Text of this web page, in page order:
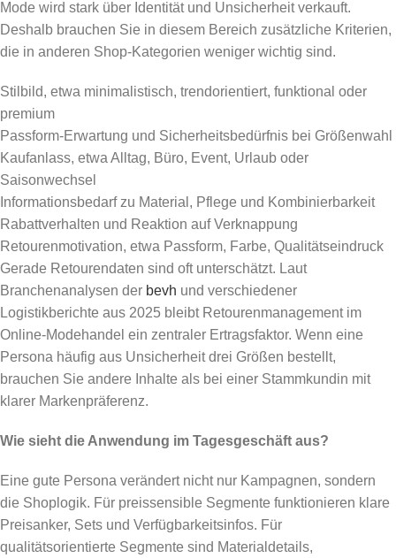
Mode wird stark über Identität und Unsicherheit verkauft.
Deshalb brauchen Sie in diesem Bereich zusätzliche Kriterien,
die in anderen Shop-Kategorien weniger wichtig sind.
Stilbild, etwa minimalistisch, trendorientiert, funktional oder
premium
Passform-Erwartung und Sicherheitsbedürfnis bei Größenwahl
Kaufanlass, etwa Alltag, Büro, Event, Urlaub oder
Saisonwechsel
Informationsbedarf zu Material, Pflege und Kombinierbarkeit
Rabattverhalten und Reaktion auf Verknappung
Retourenmotivation, etwa Passform, Farbe, Qualitätseindruck
Gerade Retourendaten sind oft unterschätzt. Laut
Branchenanalysen der bevh und verschiedener
Logistikberichte aus 2025 bleibt Retourenmanagement im
Online-Modehandel ein zentraler Ertragsfaktor. Wenn eine
Persona häufig aus Unsicherheit drei Größen bestellt,
brauchen Sie andere Inhalte als bei einer Stammkundin mit
klarer Markenpräferenz.
Wie sieht die Anwendung im Tagesgeschäft aus?
Eine gute Persona verändert nicht nur Kampagnen, sondern
die Shoplogik. Für preissensible Segmente funktionieren klare
Preisanker, Sets und Verfügbarkeitsinfos. Für
qualitätsorientierte Segmente sind Materialdetails,